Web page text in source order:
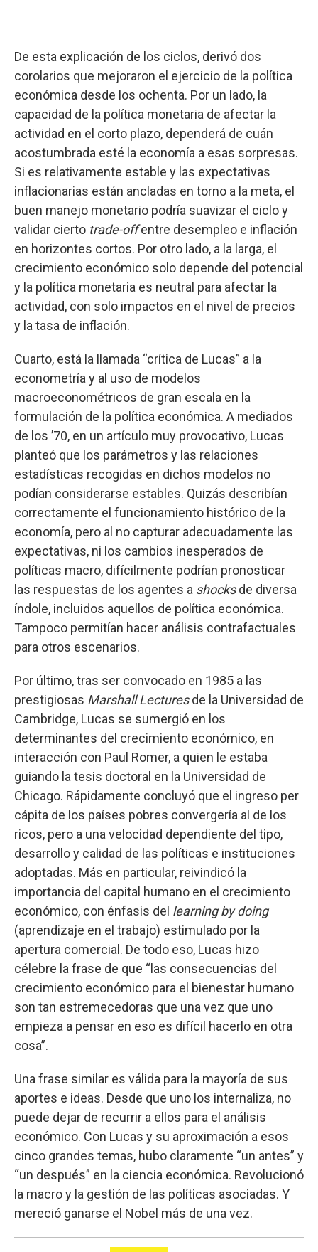
De esta explicación de los ciclos, derivó dos
corolarios que mejoraron el ejercicio de la política
económica desde los ochenta. Por un lado, la
capacidad de la política monetaria de afectar la
actividad en el corto plazo, dependerá de cuán
acostumbrada esté la economía a esas sorpresas.
Si es relativamente estable y las expectativas
inflacionarias están ancladas en torno a la meta, el
buen manejo monetario podría suavizar el ciclo y
validar cierto trade-offentre desempleo e inflación
en horizontes cortos. Por otro lado, a la larga, el
crecimiento económico solo depende del potencial
y la política monetaria es neutral para afectar la
actividad, con solo impactos en el nivel de precios
y la tasa de inflación.
Cuarto, está la llamada “crítica de Lucas” a la
econometría y al uso de modelos
macroeconométricos de gran escala en la
formulación de la política económica. A mediados
de los ’70, en un artículo muy provocativo, Lucas
planteó que los parámetros y las relaciones
estadísticas recogidas en dichos modelos no
podían considerarse estables. Quizás describían
correctamente el funcionamiento histórico de la
economía, pero al no capturar adecuadamente las
expectativas, ni los cambios inesperados de
políticas macro, difícilmente podrían pronosticar
las respuestas de los agentes a shocksde diversa
índole, incluidos aquellos de política económica.
Tampoco permitían hacer análisis contrafactuales
para otros escenarios.
Por último, tras ser convocado en 1985 a las
prestigiosas Marshall Lecturesde la Universidad de
Cambridge, Lucas se sumergió en los
determinantes del crecimiento económico, en
interacción con Paul Romer, a quien le estaba
guiando la tesis doctoral en la Universidad de
Chicago. Rápidamente concluyó que el ingreso per
cápita de los países pobres convergería al de los
ricos, pero a una velocidad dependiente del tipo,
desarrollo y calidad de las políticas e instituciones
adoptadas. Más en particular, reivindicó la
importancia del capital humano en el crecimiento
económico, con énfasis del learning by doing
(aprendizaje en el trabajo) estimulado por la
apertura comercial. De todo eso, Lucas hizo
célebre la frase de que “las consecuencias del
crecimiento económico para el bienestar humano
son tan estremecedoras que una vez que uno
empieza a pensar en eso es difícil hacerlo en otra
cosa”.
Una frase similar es válida para la mayoría de sus
aportes e ideas. Desde que uno los internaliza, no
puede dejar de recurrir a ellos para el análisis
económico. Con Lucas y su aproximación a esos
cinco grandes temas, hubo claramente “un antes” y
“un después” en la ciencia económica. Revolucionó
la macro y la gestión de las políticas asociadas. Y
mereció ganarse el Nobel más de una vez.